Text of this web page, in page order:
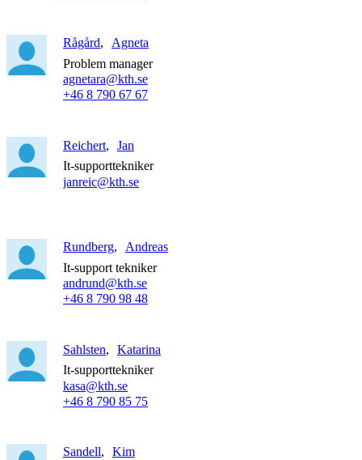
Rågård
Agneta
Problem manager
agnetara@kth.se
+46 8 790 67 67
Reichert
Jan
It-supporttekniker
janreic@kth.se
Rundberg
Andreas
It-support tekniker
andrund@kth.se
+46 8 790 98 48
Sahlsten
Katarina
It-supporttekniker
kasa@kth.se
+46 8 790 85 75
Sandell
Kim